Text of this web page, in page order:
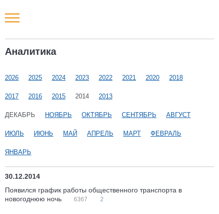
Аналитика
2026 2025 2024 2023 2022 2021 2020 2018
2017 2016 2015 2014 2013
ДЕКАБРЬ НОЯБРЬ ОКТЯБРЬ СЕНТЯБРЬ АВГУСТ
ИЮЛЬ ИЮНЬ МАЙ АПРЕЛЬ МАРТ ФЕВРАЛЬ
ЯНВАРЬ
30.12.2014
Появился график работы общественного транспорта в
новогоднюю ночь
6367 2
Новости РФ
Наши мероприятия
Статьи